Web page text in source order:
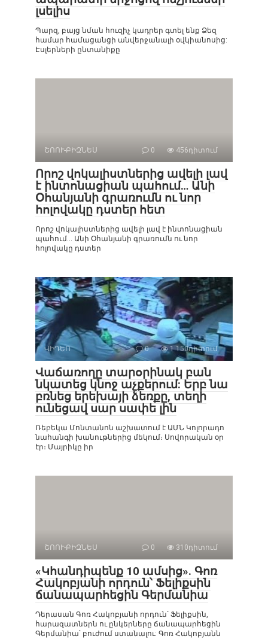
լսելիս
Պարզ, բայց նման հուզիչ կադրեր գտել ենք Ձեզ
համար համացանցի անվերջանալի օվկիանոսից:
Էսլերների ընտանիքը
ՇՈՈՒ-ԲԻԶՆԵՍ 0 456դիտում
Որոշ վոկալիստներից ավելի լավ
է ինտոնացիան պահում… Անի
Օհանյանի գրառումն ու նոր
հոլովակը դստեր հետ
Որոշ վոկալիստներից ավելի լավ է ինտոնացիան
պահում… Անի Օհանյանի գրառումն ու նոր
հոլովակը դստեր
ՎԻԴԵՈ 0 1 150դիտում
Վաճառողը տարօրինակ բան
նկատեց կնոջ աչքերում: Երբ նա
բռնեց երեխայի ձեռքը, տեղի
ունեցավ սար սափե լին
Ռեբեկա Մոնտանոն աշխատում է ԱՄՆ Կոլորադո
նահանգի խանութներից մեկում։ Սովորական օր
էր։ Մայրիկը իր
ՇՈՈՒ-ԲԻԶՆԵՍ 0 310դիտում
«Կհանդիպենք 10 ամսից». Գոռ
Հակոբյանի որդուն՝ Ֆելիքսին
ճանապարհեցին Գերմանիա
Դերասան Գոռ Հակոբյանի որդուն՝ Ֆելիքսին,
հարազատներն ու ընկերները ճանապարհեցին
Գերմանիա՝ բուժում ստանալու: Գոռ Հակոբյանն